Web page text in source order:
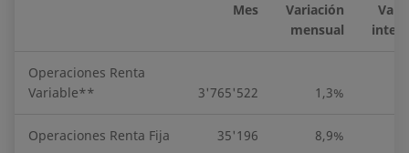
Mes
Variación
mensual
Operaciones Renta
Variable**
3'765'522 1,3%
Operaciones Renta Fija 35'196 8,9%